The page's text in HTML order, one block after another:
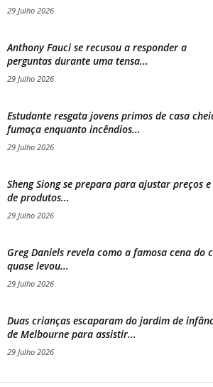
29 Julho 2026
Anthony Fauci se recusou a responder a
perguntas durante uma tensa...
29 Julho 2026
Estudante resgata jovens primos de casa
fumaça enquanto incêndios...
29 Julho 2026
Sheng Siong se prepara para ajustar preços
de produtos...
29 Julho 2026
Greg Daniels revela como a famosa cena do
quase levou...
29 Julho 2026
Duas crianças escaparam do jardim de
de Melbourne para assistir...
29 Julho 2026